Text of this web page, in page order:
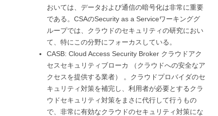
おいては、データおよび通信の暗号化は非常に重要
である。CSAのSecurity as a Serviceワーキンググ
ループでは、クラウドのセキュリティの研究におい
て、特にこの分野にフォーカスしている。
CASB: Cloud Access Security Broker クラウドアク
セスセキュリティブローカ （クラウドへの安全なア
クセスを提供する業者） 。クラウドプロバイダのセ
キュリティ対策を補完し、利用者が必要とするクラ
ウドセキュリティ対策をまさに代行して行うもの
で、非常に有効なクラウドのセキュリティ対策にな